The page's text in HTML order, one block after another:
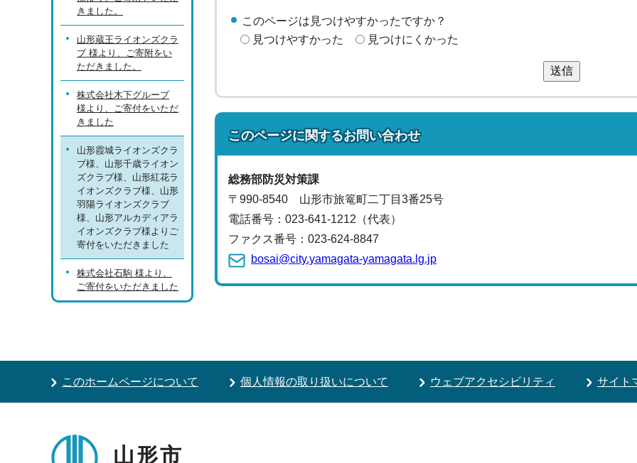
このページは見つけやすかったですか？
見つけやすかった
見つけにくかった
送信
このページに関するお問い合わせ
総務部防災対策課
〒990-8540 山形市旅篭町二丁目3番25号
電話番号： 023-641-1212（代表）
ファクス番号：023-624-8847
bosai@city.yamagata-yamagata.lg.jp
きました。
山形蔵王ライオンズクラ
ブ 様より、ご寄附をい
ただきました。
株式会社木下グループ
様より、ご寄付をいただ
きました
山形霞城ライオンズクラ
ブ様、山形千歳ライオン
ズクラブ様、山形紅花ラ
イオンズクラブ様、山形
羽陽ライオンズクラブ
様、山形アルカディアラ
イオンズクラブ様よりご
寄付をいただきました
株式会社石駒 様より、
ご寄付をいただきました
このホームページについて 個人情報の取り扱いについて ウェブアクセシビリティ サイト
山形市